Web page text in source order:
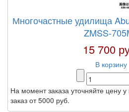
Многочастные удилища
ZMSS-
15 700
В корзину
На момент заказа уточняйте цену
заказ от 5000 руб.